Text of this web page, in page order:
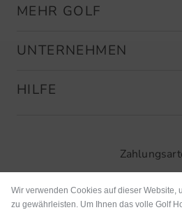
MEHR GOLF
UNTERNEHMEN
HILFE
Wir verwenden Cookies auf dieser Website,
zu gewährleisten. Um Ihnen das volle Golf